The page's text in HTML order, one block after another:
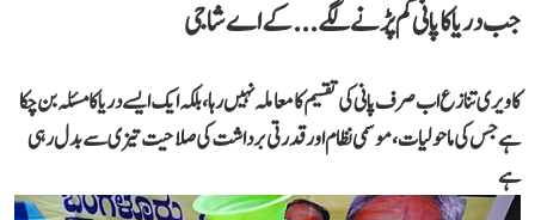
جب دریا کا پانی کم پڑنے لگے...کے اے شاجی
کاویری تنازع اب صرف پانی کی تقسیم کا معاملہ نہیں رہا، بلکہ ایک ایسے دریا کا مسئلہ بن چکا
ہے جس کی ماحولیات، موسمی نظام اور قدرتی برداشت کی صلاحیت تیزی سے بدل رہی
ہے